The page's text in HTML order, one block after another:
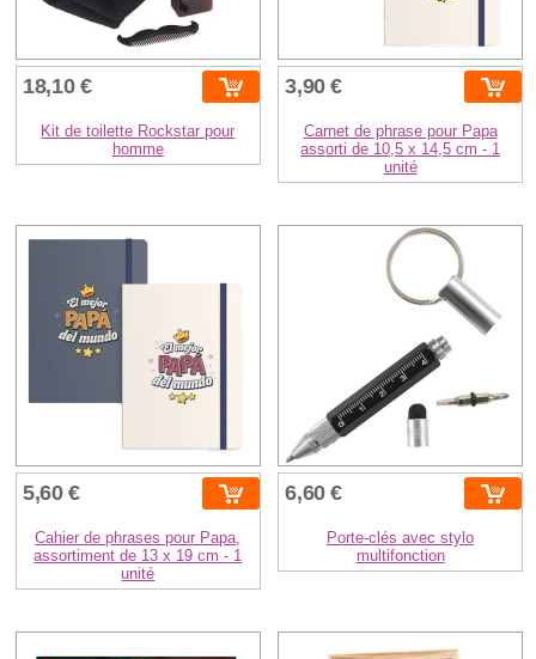
18,10 €
Kit de toilette Rockstar pour
homme
3,90 €
Carnet de phrase pour Papa
assorti de 10,5 x 14,5 cm - 1
unité
5,60 €
Cahier de phrases pour Papa,
assortiment de 13 x 19 cm - 1
unité
6,60 €
Porte-clés avec stylo
multifonction